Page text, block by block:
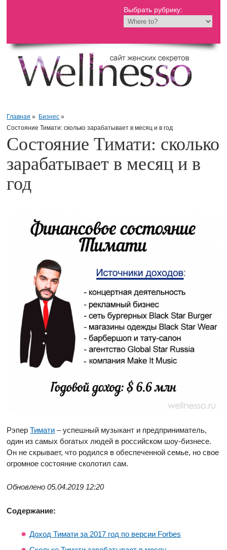
Выбрать рубрику:
Главная » Бизнес »
Состояние Тимати: сколько зарабатывает в месяц и в год
Состояние Тимати: сколько
зарабатывает в месяц и в
год
РэперТимати – успешный музыкант и предприниматель,
один из самых богатых людей в российском шоу-бизнесе.
Он не скрывает, что родился в обеспеченной семье, но свое
огромное состояние сколотил сам.
Обновлено 05.04.2019 12:20
Содержание:
Доход Тимати за 2017 год по версии Forbes